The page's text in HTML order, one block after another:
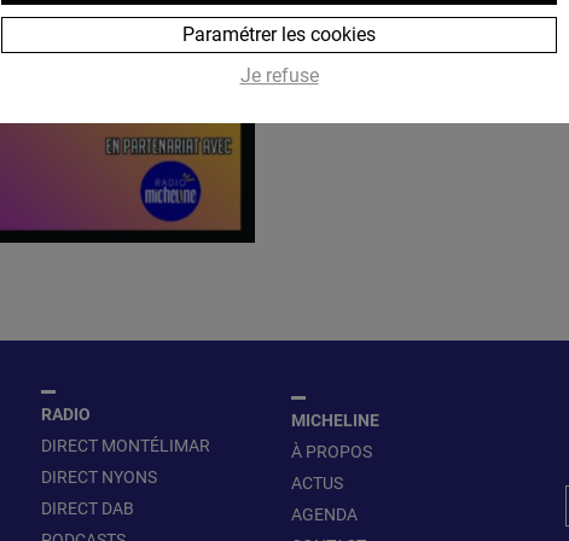
RADIO
DIRECT MONTÉLIMAR
DIRECT NYONS
DIRECT DAB
MICHELINE
À PROPOS
ACTUS
AGENDA
Paramétrer les cookies
Je refuse